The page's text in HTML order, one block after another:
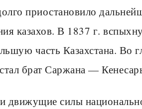
приостановило
казахов. В 1837 г.
часть Казахстана. Во
брат Саржана —
движущие силы